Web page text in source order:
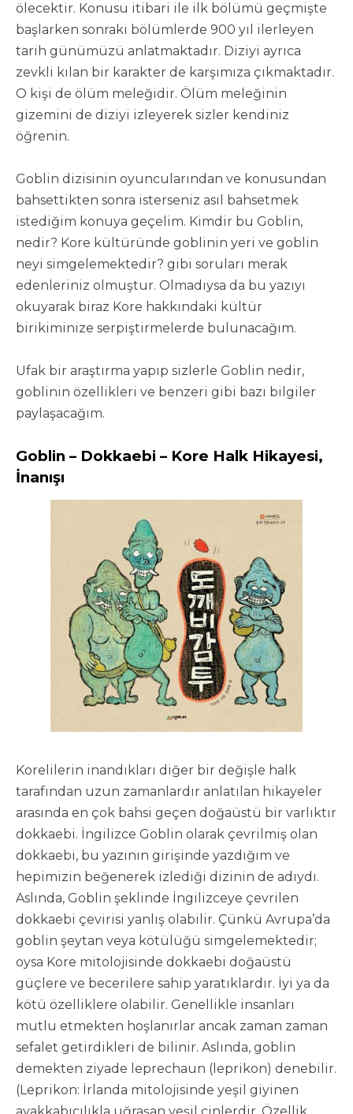
ölecektir. Konusu itibari ile ilk bölümü geçmişte
başlarken sonraki bölümlerde 900 yıl ilerleyen
tarih günümüzü anlatmaktadır. Diziyi ayrıca
zevkli kılan bir karakter de karşımıza çıkmaktadır.
O kişi de ölüm meleğidir. Ölüm meleğinin
gizemini de diziyi izleyerek sizler kendiniz
öğrenin.
Goblin dizisinin oyuncularından ve konusundan
bahsettikten sonra isterseniz asıl bahsetmek
istediğim konuya geçelim. Kimdir bu Goblin,
nedir? Kore kültüründe goblinin yeri ve goblin
neyi simgelemektedir? gibi soruları merak
edenleriniz olmuştur. Olmadıysa da bu yazıyı
okuyarak biraz Kore hakkındaki kültür
birikiminize serpiştirmelerde bulunacağım.
Ufak bir araştırma yapıp sizlerle Goblin nedir,
goblinin özellikleri ve benzeri gibi bazı bilgiler
paylaşacağım.
Goblin – Dokkaebi – Kore Halk Hikayesi,
İnanışı
Korelilerin inandıkları diğer bir değişle halk
tarafından uzun zamanlardır anlatılan hikayeler
arasında en çok bahsi geçen doğaüstü bir varlıktır
dokkaebi. İngilizce Goblin olarak çevrilmiş olan
dokkaebi, bu yazının girişinde yazdığım ve
hepimizin beğenerek izlediği dizinin de adıydı.
Aslında, Goblin şeklinde İngilizceye çevrilen
dokkaebi çevirisi yanlış olabilir. Çünkü Avrupa’da
goblin şeytan veya kötülüğü simgelemektedir;
oysa Kore mitolojisinde dokkaebi doğaüstü
güçlere ve becerilere sahip yaratıklardır. İyi ya da
kötü özelliklere olabilir. Genellikle insanları
mutlu etmekten hoşlanırlar ancak zaman zaman
sefalet getirdikleri de bilinir. Aslında, goblin
demekten ziyade leprechaun (leprikon) denebilir.
(Leprikon: İrlanda mitolojisinde yeşil giyinen